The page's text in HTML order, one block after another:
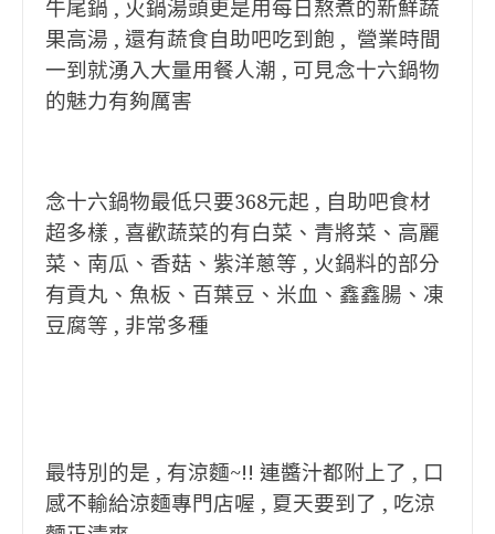
牛尾鍋 , 火鍋湯頭更是用每日熬煮的新鮮蔬
果高湯 , 還有蔬食自助吧吃到飽 , 營業時間
一到就湧入大量用餐人潮 , 可見念十六鍋物
的魅力有夠厲害
念十六鍋物最低只要368元起 , 自助吧食材
超多樣 , 喜歡蔬菜的有白菜、青將菜、高麗
菜、南瓜、香菇、紫洋蔥等 , 火鍋料的部分
有貢丸、魚板、百葉豆、米血、鑫鑫腸、凍
豆腐等 , 非常多種
最特別的是 , 有涼麵~!! 連醬汁都附上了 , 口
感不輸給涼麵專門店喔 , 夏天要到了 , 吃涼